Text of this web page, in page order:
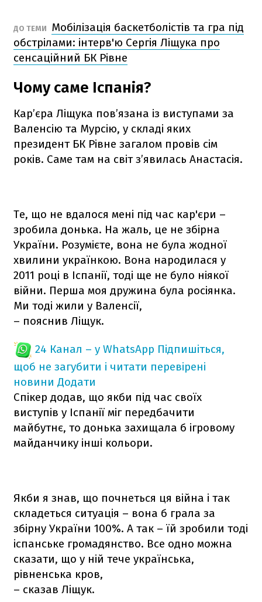
ДО ТЕМИ
Мобілізація баскетболістів та гра під
обстрілами: інтерв'ю Сергія Ліщука про
сенсаційний БК Рівне
Чому саме Іспанія?
Кар’єра Ліщука пов’язана із виступами за
Валенсію та Мурсію, у складі яких
президент БК Рівне загалом провів сім
років. Саме там на світ з’явилась Анастасія.
Те, що не вдалося мені під час кар'єри –
зробила донька. На жаль, це не збірна
України. Розумієте, вона не була жодної
хвилини українкою. Вона народилася у
2011 році в Іспанії, тоді ще не було ніякої
війни. Перша моя дружина була росіянка.
Ми тоді жили у Валенсії,
– пояснив Ліщук.
24 Канал – у WhatsApp Підпишіться,
щоб не загубити і читати перевірені
новини Додати
Спікер додав, що якби під час своїх
виступів у Іспанії міг передбачити
майбутнє, то донька захищала б ігровому
майданчику інші кольори.
Якби я знав, що почнеться ця війна і так
складеться ситуація – вона б грала за
збірну України 100%. А так – їй зробили тоді
іспанське громадянство. Все одно можна
сказати, що у ній тече українська,
рівненська кров,
– сказав Ліщук.